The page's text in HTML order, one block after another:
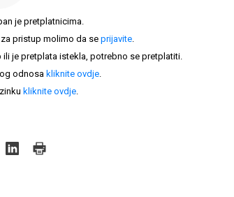
je pretplatnicima.
pristup molimo da seprijavite.
je pretplata istekla, potrebno se pretplatiti.
odnosa kliknite ovdje.
kliknite ovdje.